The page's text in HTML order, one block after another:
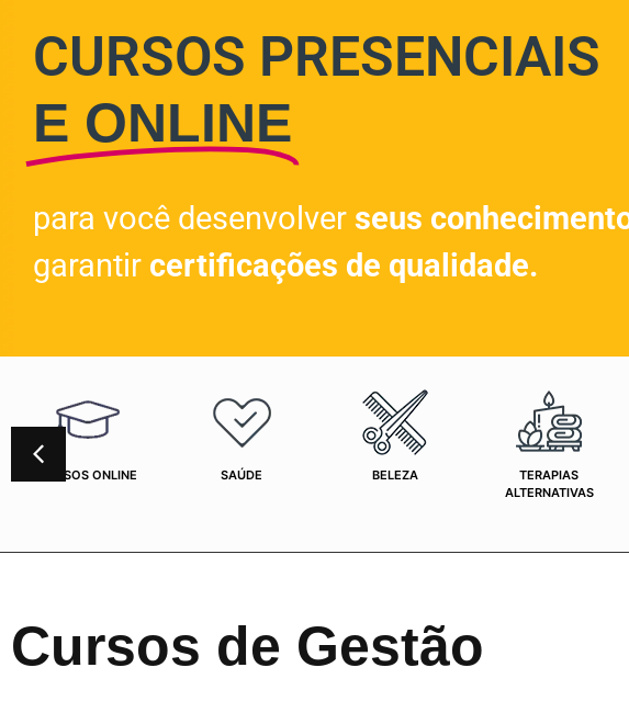
CURSOS PRESENCIAIS
E ONLINE
para você desenvolver seus
garantir certificações de qualidade.
CURSOS ONLINE SAÚDE BELEZA
TERAPIAS
ALTERNATIVAS
Cursos de Gestão